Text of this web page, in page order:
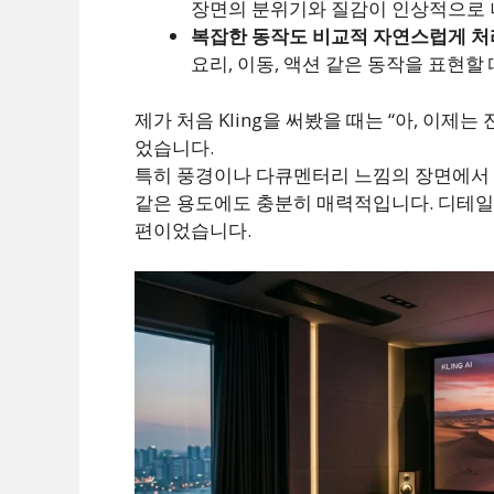
장면의 분위기와 질감이 인상적으로
복잡한 동작도 비교적 자연스럽게
요리, 이동, 액션 같은 동작을 표현할
제가 처음 Kling을 써봤을 때는 “아, 이제는
었습니다.
특히 풍경이나 다큐멘터리 느낌의 장면에
같은 용도에도 충분히 매력적입니다. 디테
편이었습니다.